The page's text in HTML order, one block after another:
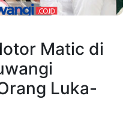
Matic di
Luka-